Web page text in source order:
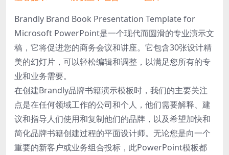
Brandly Brand Book Presentation Template for
Microsoft PowerPoint是一个现代而圆滑的专业演示文
稿，它将促进您的商务会议和讲座。它包含30张设计精
美的幻灯片，可以轻松编辑和调整，以满足您所有的专
业和业务需要。
在创建Brandly品牌书籍演示模板时，我们的主要关注
点是在任何领域工作的公司和个人，他们需要解释、建
议和指导人们使用和复制他们的品牌，以及希望加快和
简化品牌书籍创建过程的平面设计师。无论您是向一个
重要的新客户或业务组合投标，此PowerPoint模板都